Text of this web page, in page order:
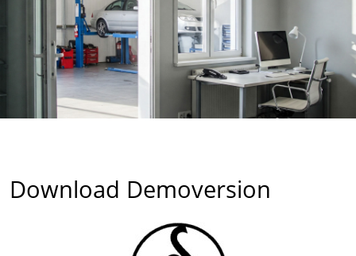
Download Demoversion